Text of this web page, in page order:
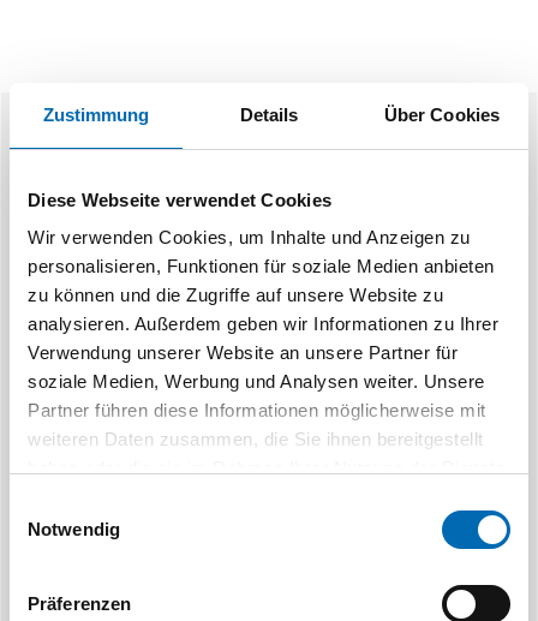
Zustimmung Details Über Cookies
Diese Webseite verwendet Cookies
Wir verwenden Cookies, um Inhalte und Anzeigen zu
personalisieren, Funktionen für soziale Medien anbieten
zu können und die Zugriffe auf unsere Website zu
analysieren. Außerdem geben wir Informationen zu Ihrer
Verwendung unserer Website an unsere Partner für
soziale Medien, Werbung und Analysen weiter. Unsere
Partner führen diese Informationen möglicherweise mit
weiteren Daten zusammen, die Sie ihnen bereitgestellt
Notwendig
Präferenzen
Ähnliche Produkte
DeWalt
Führungshülse fest für DW625E
2